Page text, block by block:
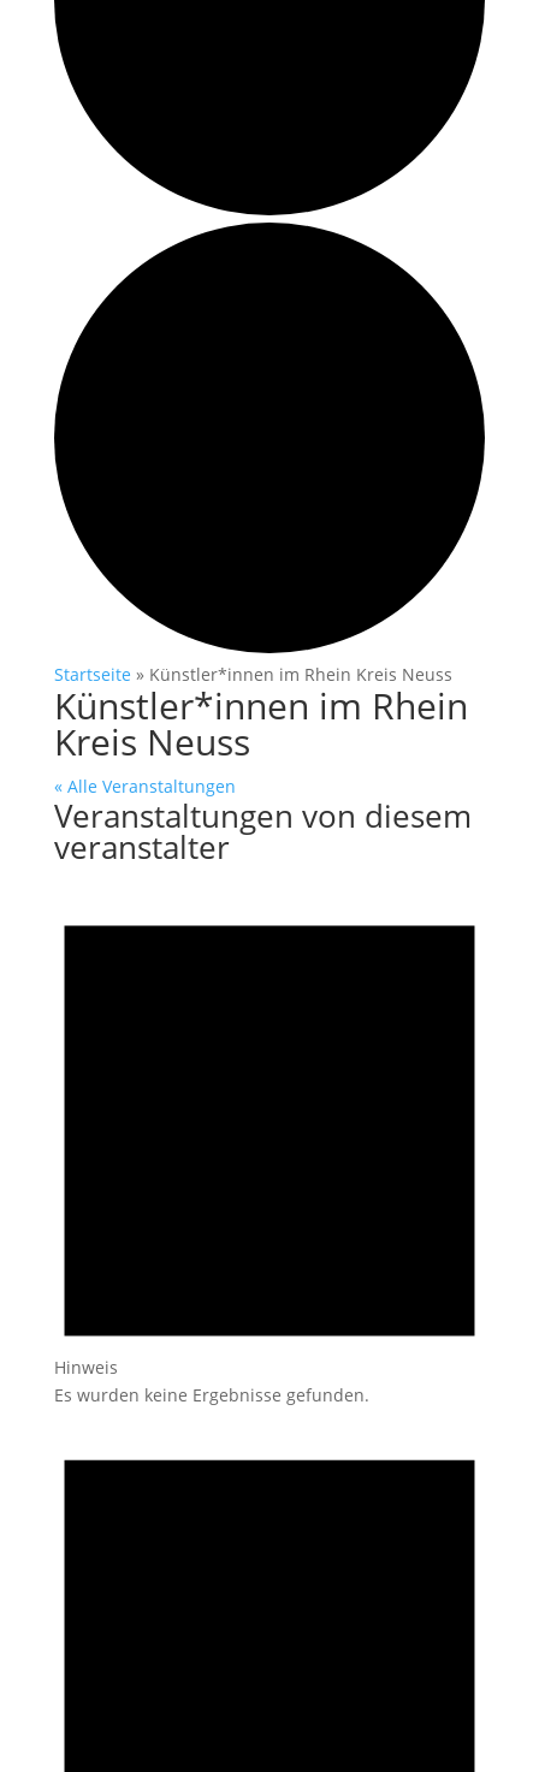
Startseite » Künstler*innen im Rhein Kreis Neuss
Künstler*innen im Rhein
Kreis Neuss
« Alle Veranstaltungen
Veranstaltungen von diesem
veranstalter
Hinweis
Es wurden keine Ergebnisse gefunden.